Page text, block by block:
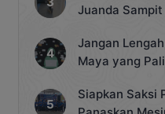
Juanda
Jangan
Maya yang
Siapkan Saksi